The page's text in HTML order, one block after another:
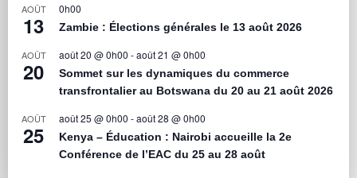
AOÛT
13
0h00
Zambie : Élections générales le 13 août 2026
AOÛT
20
août 20 @ 0h00 -août 21 @ 0h00
Sommet sur les dynamiques du commerce
transfrontalier au Botswana du 20 au 21 août 2026
AOÛT
25
août 25 @ 0h00 -août 28 @ 0h00
Kenya – Éducation : Nairobi accueille la 2e
Conférence de l’EAC du 25 au 28 août